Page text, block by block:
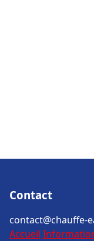
Contact
contact@chauffe-
Accueil